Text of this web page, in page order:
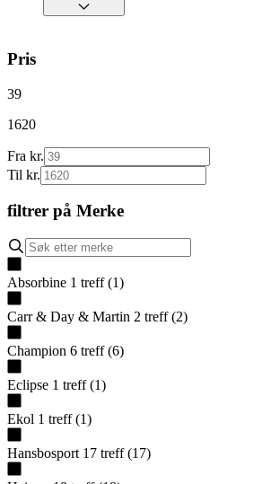
Pris
39
1620
Fra kr.
Til kr.
filtrer på Merke
Absorbine 1 treff (1)
Carr & Day & Martin 2 treff (2)
Champion 6 treff (6)
Eclipse 1 treff (1)
Ekol 1 treff (1)
Hansbosport 17 treff (17)